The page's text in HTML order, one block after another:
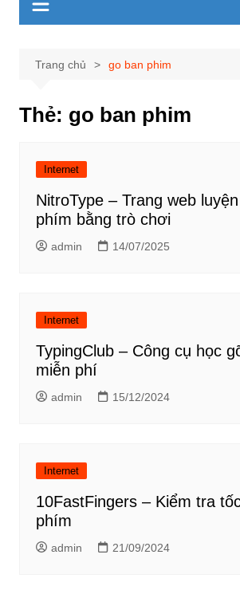
Trang chủ go ban phim
Thẻ: go ban phim
Internet
NitroType – Trang web
phím bằng trò chơi
admin 14/07/2025
Internet
TypingClub – Công cụ học
miễn phí
admin 15/12/2024
Internet
10FastFingers – Kiểm tra
phím
admin 21/09/2024